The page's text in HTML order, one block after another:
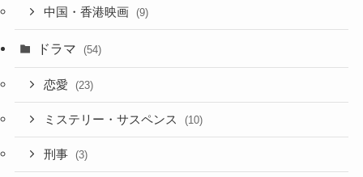
中国・香港映画 (9)
ドラマ (54)
恋愛 (23)
ミステリー・サスペンス (10)
刑事 (3)